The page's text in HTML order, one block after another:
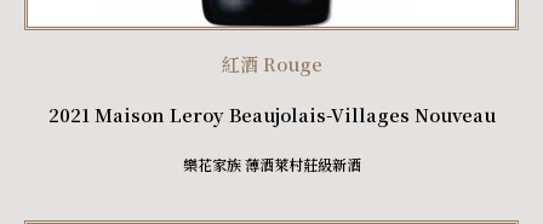
紅酒 Rouge
2021 Maison Leroy Beaujolais-Villages Nouveau
樂花家族 薄酒萊村莊級新酒